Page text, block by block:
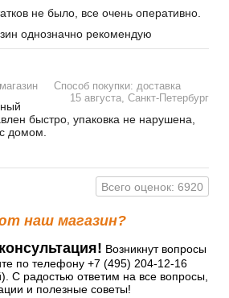
не было, все очень оперативно.
однозначно рекомендую
Способ покупки: доставка
15 августа, Санкт-Петербург
быстро, упаковка не нарушена,
домом.
Всего оценок: 6920
наш магазин?
Возникнут вопросы
по телефону +7 (495) 204-12-16
С радостью ответим на все вопросы,
и полезные советы!